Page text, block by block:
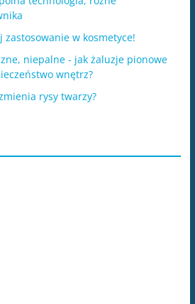
w kosmetyce!
niepalne - jak żaluzje pionowe
wnętrz?
rysy twarzy?